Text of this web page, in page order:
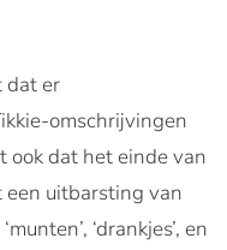
dat er
omschrijvingen
ook dat het einde van
uitbarsting van
‘drankjes’, en